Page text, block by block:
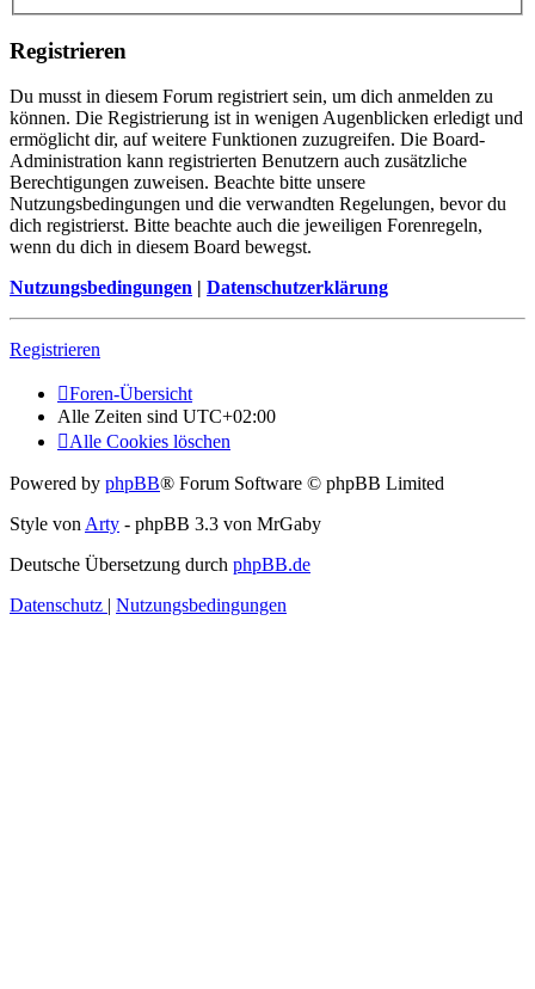
Registrieren
Du musst in diesem Forum registriert sein, um dich anmelden zu
können. Die Registrierung ist in wenigen Augenblicken erledigt und
ermöglicht dir, auf weitere Funktionen zuzugreifen. Die Board-
Administration kann registrierten Benutzern auch zusätzliche
Berechtigungen zuweisen. Beachte bitte unsere
Nutzungsbedingungen und die verwandten Regelungen, bevor du
dich registrierst. Bitte beachte auch die jeweiligen Forenregeln,
wenn du dich in diesem Board bewegst.
Nutzungsbedingungen | Datenschutzerklärung
Registrieren
Foren-Übersicht
Alle Zeiten sind UTC+02:00
Alle Cookies löschen
Powered by phpBB® Forum Software © phpBB Limited
Style vonArty - phpBB 3.3 von MrGaby
Deutsche Übersetzung durch phpBB.de
Datenschutz | Nutzungsbedingungen